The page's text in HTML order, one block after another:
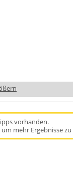
vorhanden.
mehr Ergebnisse